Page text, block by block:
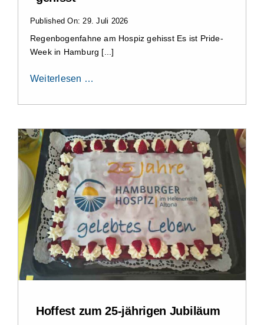
Published On: 29. Juli 2026
Regenbogenfahne am Hospiz gehisst Es ist Pride-
Week in Hamburg [...]
Weiterlesen …
Hoffest zum 25-jährigen Jubiläum